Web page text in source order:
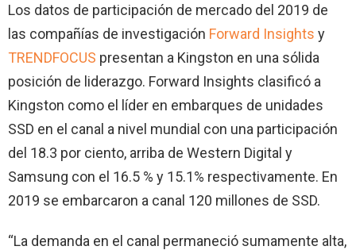
Los datos de participación de mercado del 2019 de
las compañías de investigación Forward Insights y
TRENDFOCUS presentan a Kingston en una sólida
posición de liderazgo. Forward Insights clasificó a
Kingston como el líder en embarques de unidades
SSD en el canal a nivel mundial con una participación
del 18.3 por ciento, arriba de Western Digital y
Samsung con el 16.5 % y 15.1% respectivamente. En
2019 se embarcaron a canal 120 millones de SSD.
“La demanda en el canal permaneció sumamente alta,